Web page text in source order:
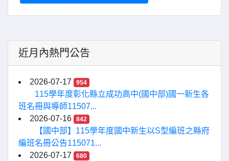
近月內熱門公告
2026-07-17 954
115學年度彰化縣立成功高中(國中部)國一新生各
班名冊與導師11507...
2026-07-16
842
【國中部】115學年度國中新生以S型編班之縣府
編班名冊公告115071...
2026-07-17
680